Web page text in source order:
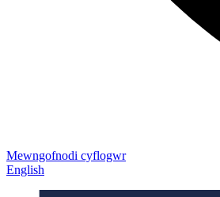
Mewngofnodi cyflogwr
English